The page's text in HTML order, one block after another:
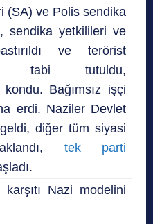
(SA) ve Polis sendika
sendika yetkilileri ve
ve terörist
tabi tutuldu,
kondu. Bağımsız işçi
erdi. Naziler Devlet
diğer tüm siyasi
tek parti
Nazi modelini